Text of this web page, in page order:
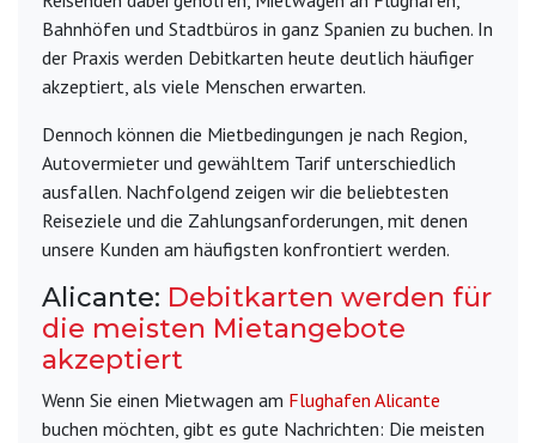
Bahnhöfen und Stadtbüros in ganz Spanien zu buchen. In
der Praxis werden Debitkarten heute deutlich häufiger
akzeptiert, als viele Menschen erwarten.
Dennoch können die Mietbedingungen je nach Region,
Autovermieter und gewähltem Tarif unterschiedlich
ausfallen. Nachfolgend zeigen wir die beliebtesten
Reiseziele und die Zahlungsanforderungen, mit denen
unsere Kunden am häufigsten konfrontiert werden.
Alicante: Debitkarten werden für
die meisten Mietangebote
akzeptiert
Wenn Sie einen Mietwagen am Flughafen Alicante
buchen möchten, gibt es gute Nachrichten: Die meisten